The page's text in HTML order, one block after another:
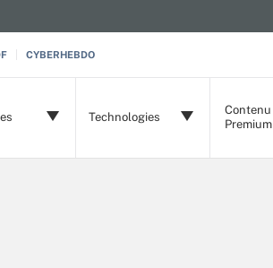
CYBERHEBDO
Technologies
Contenu
Premium